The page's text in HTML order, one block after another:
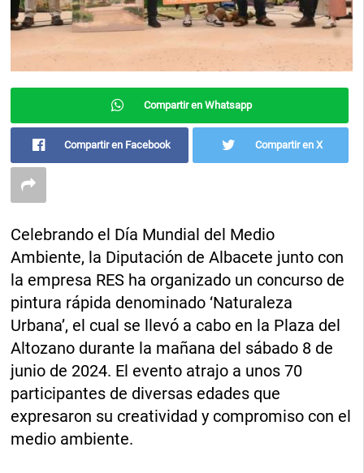
Compartir en Whatsapp
Compartir en Facebook Compartir en X
Celebrando el Día Mundial del Medio
Ambiente, la Diputación de Albacete junto con
la empresa RES ha organizado un concurso de
pintura rápida denominado ‘Naturaleza
Urbana’, el cual se llevó a cabo en la Plaza del
Altozano durante la mañana del sábado 8 de
junio de 2024. El evento atrajo a unos 70
participantes de diversas edades que
expresaron su creatividad y compromiso con el
medio ambiente.